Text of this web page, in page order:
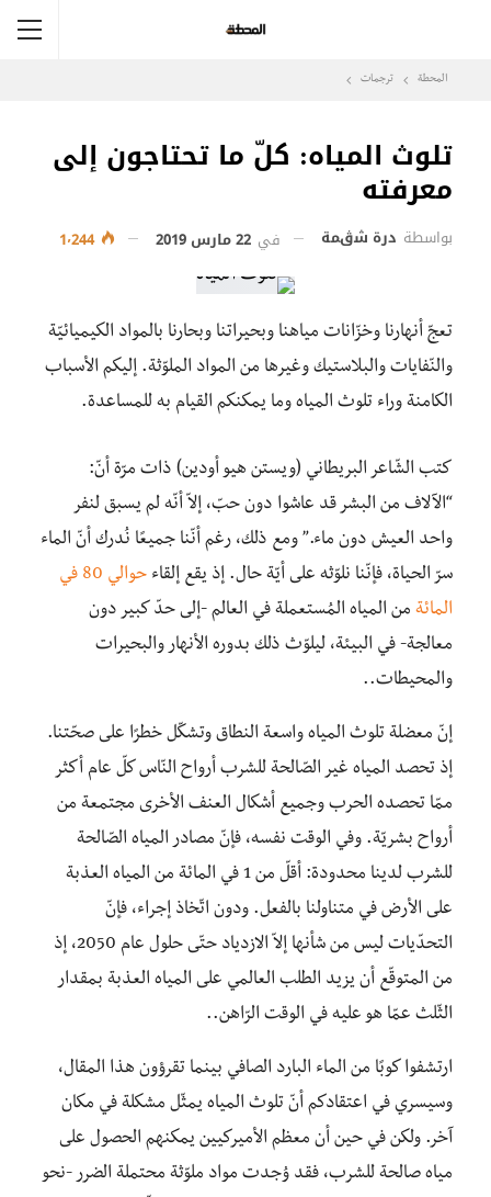
المحطة ترجمات
تلوث المياه: كلّ ما تحتاجون إلى
معرفته
بواسطة درة شڨمة في 22 مارس 2019 1٬244
تعجّ أنهارنا وخزّانات مياهنا وبحيراتنا وبحارنا بالمواد الكيميائيّة
والنّفايات والبلاستيك وغيرها من المواد الملوّثة. إليكم الأسباب
الكامنة وراء تلوث المياه وما يمكنكم القيام به للمساعدة.
كتب الشّاعر البريطاني (ويستن هيو أودين) ذات مرّة أنّ:
“الآلاف من البشر قد عاشوا دون حبّ، إلاّ أنّه لم يسبق لنفر
واحد العيش دون ماء.” ومع ذلك، رغم أنّنا جميعًا نُدرك أنّ الماء
سرّ الحياة، فإنّنا نلوّثه على أيّة حال. إذ يقع إلقاء
حوالي 80 في
المائة من المياه المُستعملة في العالم -إلى حدّ كبير دون
معالجة- في البيئة، ليلوّث ذلك بدوره الأنهار والبحيرات
والمحيطات..
إنّ معضلة تلوث المياه واسعة النطاق وتشكّل خطرًا على صحّتنا.
إذ تحصد المياه غير الصّالحة للشرب أرواح النّاس كلّ عام أكثر
ممّا تحصده الحرب وجميع أشكال العنف الأخرى مجتمعة من
أرواح بشريّة. وفي الوقت نفسه، فإنّ مصادر المياه الصّالحة
للشرب لدينا محدودة: أقلّ من 1 في المائة من المياه العذبة
على الأرض في متناولنا بالفعل. ودون اتّخاذ إجراء، فإنّ
التحدّيات ليس من شأنها إلاّ الازدياد حتّى حلول عام 2050، إذ
من المتوقّع أن يزيد الطلب العالمي على المياه العذبة بمقدار
الثّلث عمّا هو عليه في الوقت الرّاهن..
ارتشفوا كوبًا من الماء البارد الصافي بينما تقرؤون هذا المقال،
وسيسري في اعتقادكم أنّ تلوث المياه يمثّل مشكلة في مكان
آخر. ولكن في حين أن معظم الأميركيين يمكنهم الحصول على
مياه صالحة للشرب، فقد وُجدت مواد ملوّثة محتملة الضرر -نحو